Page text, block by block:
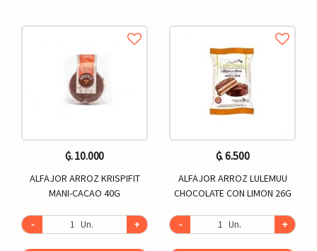
₲. 10.000
ALFAJOR ARROZ KRISPIFIT
MANI-CACAO 40G
- Un. +
₲. 6.500
ALFAJOR ARROZ LULEMUU
CHOCOLATE CON LIMON 26G
- Un. +